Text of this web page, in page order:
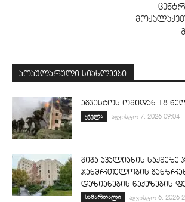
პოპულარული სიახლეები
აგვისტოს ომიდან 18
ყველა აგვისტო 7, 2026 09:04
გიგა ავალიანის
ჯანმრთელობის
დაზიანების წაქეზების
სამართალი აგვისტო 6, 2026